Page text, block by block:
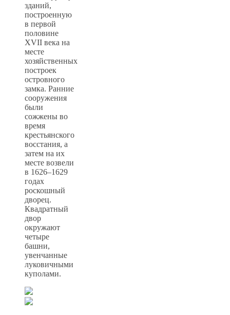
зданий,
построенную
в первой
половине
XVII века на
месте
хозяйственных
построек
островного
замка. Ранние
сооружения
были
сожжены во
время
крестьянского
восстания, а
затем на их
месте возвели
в 1626–1629
годах
роскошный
дворец.
Квадратный
двор
окружают
четыре
башни,
увенчанные
луковичными
куполами.